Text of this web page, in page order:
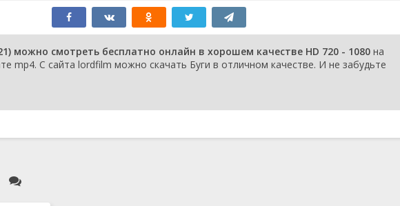
можно смотреть бесплатно онлайн в хорошем качестве HD 720 - 1080 на
mp4. С сайта lordfilm можно скачать Буги в отличном качестве. И не забудьте